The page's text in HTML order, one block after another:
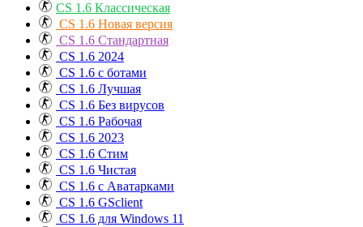
CS 1.6 Классическая
CS 1.6 Новая версия
CS 1.6 Стандартная
CS 1.6 2024
CS 1.6 с ботами
CS 1.6 Лучшая
CS 1.6 Без вирусов
CS 1.6 Рабочая
CS 1.6 2023
CS 1.6 Стим
CS 1.6 Чистая
CS 1.6 с Аватарками
CS 1.6 GSclient
CS 1.6 для Windows 11